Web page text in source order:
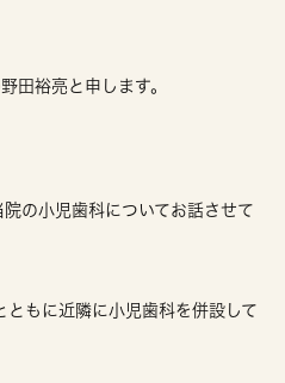
田裕亮と申します。
の小児歯科についてお話させて
もに近隣に小児歯科を併設して